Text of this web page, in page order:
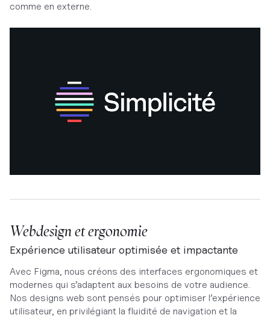
comme en externe.
Webdesign et ergonomie
Expérience utilisateur optimisée et impactante
Avec Figma, nous créons des interfaces ergonomiques et
modernes qui s’adaptent aux besoins de votre audience.
Nos designs web sont pensés pour optimiser l’expérience
utilisateur, en privilégiant la fluidité de navigation et la